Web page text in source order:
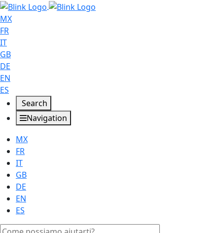
MX
FR
IT
GB
DE
EN
ES
Search
Navigation
MX
FR
IT
GB
DE
EN
ES